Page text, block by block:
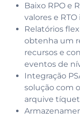
Baixo RPO e
valores e
Relatórios
obtenha um
recursos e
eventos de
Integração
solução com
arquive